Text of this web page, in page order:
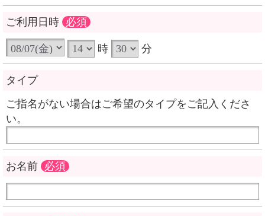
ご利用日時 必須
時 分
タイプ
ご指名がない場合はご希望のタイプをご記入くださ
い。
お名前 必須